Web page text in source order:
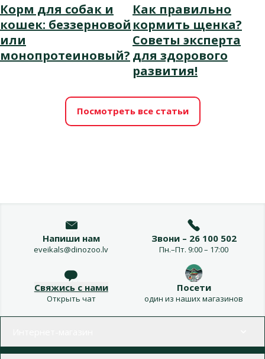
Корм для собак и
кошек: беззерновой
или
монопротеиновый?
Как правильно
кормить щенка?
Советы эксперта
для здорового
развития!
Посмотреть все статьи
Напиши нам
eveikals@dinozoo.lv
Звони – 26 100 502
Пн.–Пт. 9:00 – 17:00
Свяжись с нами
Открыть чат
Посети
один из наших магазинов